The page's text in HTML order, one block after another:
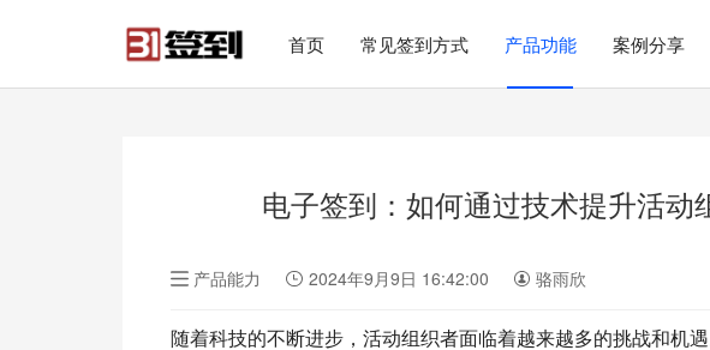
首页 常见签到方式 产品功能 案例分享
电子签到：如何通过技术提升活动
产品能力 2024年9月9日 16:42:00 骆雨欣
随着科技的不断进步，活动组织者面临着越来越多的挑战和机